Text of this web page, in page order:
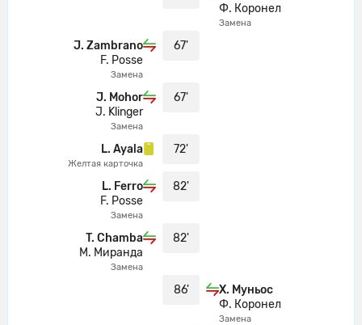
Mariano Barreda уходит с поля.
Вот и все! Рефери свистит
финальный свисток
Ф. Коронел
Замена
67'
J. Zambrano
F. Posse
Замена
67'
J. Mohor
J. Klinger
Замена
72'
L. Ayala
Желтая карточка
82'
L. Ferro
F. Posse
Замена
82'
T. Chamba
М. Миранда
Замена
86'
Х. Муньос
Ф. Коронел
Замена